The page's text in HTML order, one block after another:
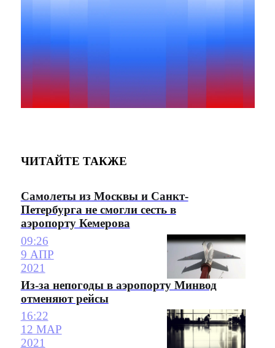
ЧИТАЙТЕ ТАКЖЕ
Самолеты из Москвы и Санкт-
Петербурга не смогли сесть в
аэропорту Кемерова
09:26
9 АПР
2021
Из-за непогоды в аэропорту Минвод
отменяют рейсы
16:22
12 МАР
2021